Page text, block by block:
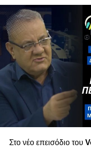
τραπεζών και
σχολιάζεται το
πριν τις
που — όπως όλα
τον νέο
Τετάρτη 18/
Στο νέο επεισόδιο του